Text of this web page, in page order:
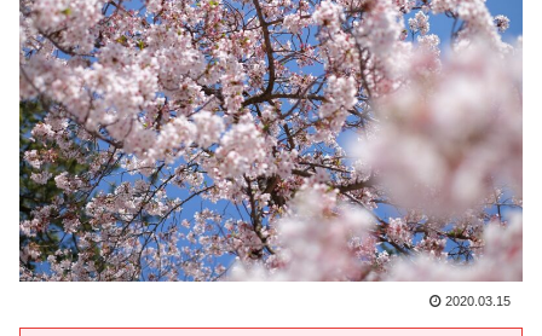
2020.03.15